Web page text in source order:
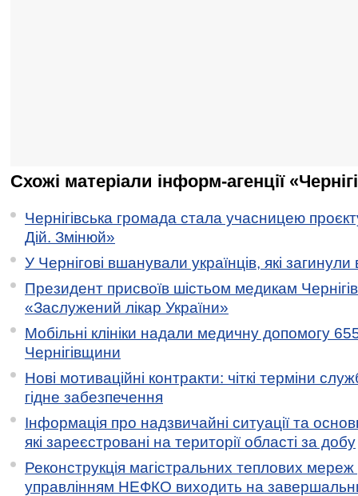
Схожі матеріали інформ-агенції
Чернігівська громада стала учасницею
Дій. Змінюй»
У Чернігові вшанували українців, які загинули
Президент присвоїв шістьом медикам
«Заслужений лікар України»
Мобільні клініки надали медичну допомогу
Чернігівщини
Нові мотиваційні контракти: чіткі терміни
гідне забезпечення
Інформація про надзвичайні ситуації та
які зареєстровані на території області за добу
Реконструкція магістральних теплових мереж
управлінням НЕФКО виходить на